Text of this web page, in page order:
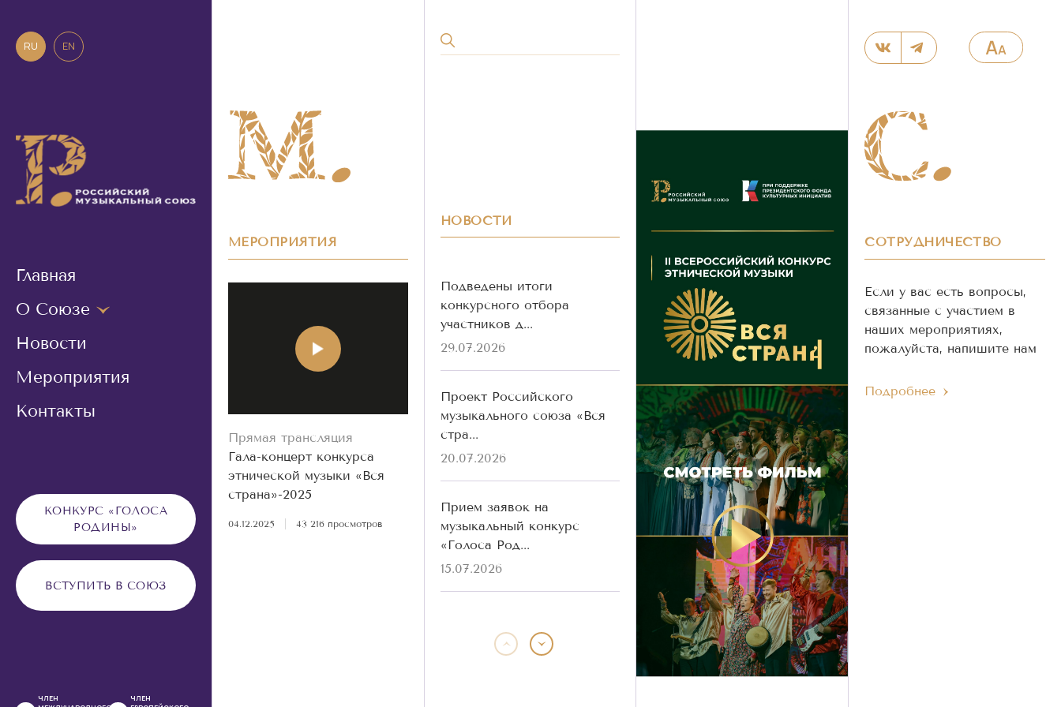
RU EN
Главная
О Союзе
Новости
Мероприятия
Контакты
КОНКУРС «ГОЛОСА
РОДИНЫ»
ВСТУПИТЬ В СОЮЗ
ЧЛЕН
ЧЛЕН
МЕРОПРИЯТИЯ
Прямая трансляция
Гала-концерт конкурса
этнической музыки «Вся
страна»-2025
04.12.2025 43 216 просмотров
НОВОСТИ
Подведены итоги
конкурсного отбора
участников д...
29.07.2026
Проект Российского
музыкального союза «Вся
стра...
20.07.2026
Прием заявок на
музыкальный конкурс
«Голоса Род...
15.07.2026
«Голоса Родины» разных
СОТРУДНИЧЕСТВО
Если у вас есть вопросы,
связанные с участием в
наших мероприятиях,
пожалуйста, напишите нам
Подробнее